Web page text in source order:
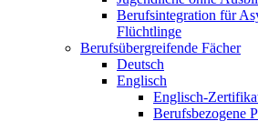
Berufsintegration für
Flüchtlinge
Berufsübergreifende Fächer
Deutsch
Englisch
Englisch-
Berufsbezogene